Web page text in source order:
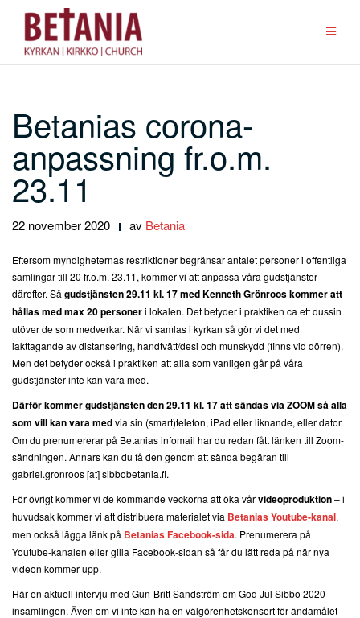
Hoppa
innehåll
Betanias corona-
anpassning fr.o.m.
23.11
22 november 2020 av Betania
Eftersom myndigheternas restriktioner begränsar antalet personer i offentliga
samlingar till 20 fr.o.m. 23.11, kommer vi att anpassa våra gudstjänster
därefter. Så gudstjänsten 29.11 kl. 17 med Kenneth Grönroos kommer att
hållas med max 20 personeri lokalen. Det betyder i praktiken ca ett dussin
utöver de som medverkar. När vi samlas i kyrkan så gör vi det med
iakttagande av distansering, handtvätt/desi och munskydd (finns vid dörren).
Men det betyder också i praktiken att alla som vanligen går på våra
gudstjänster inte kan vara med.
Därför kommer gudstjänsten den 29.11 kl. 17 att sändas via ZOOM så alla
som vill kan vara medvia sin (smart)telefon, iPad eller liknande, eller dator.
Om du prenumererar på Betanias infomail har du redan fått länken till Zoom-
sändningen. Annars kan du få den genom att sända begäran till
gabriel.gronroos [at] sibbobetania.fi.
För övrigt kommer vi de kommande veckorna att öka vårvideoproduktion– i
huvudsak kommer vi att distribuera materialet via Betanias Youtube-kanal,
men också lägga länk på Betanias Facebook-sida. Prenumerera på
Youtube-kanalen eller gilla Facebook-sidan så får du lätt reda på när nya
videon kommer upp.
Här en aktuell intervju med Gun-Britt Sandström om God Jul Sibbo 2020 –
insamlingen. Även om vi inte kan ha en välgörenhetskonsert för ändamålet